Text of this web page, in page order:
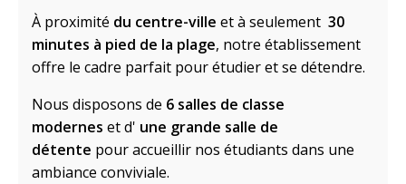
À proximité du centre-ville et à seulement 30
minutes à pied de la plage, notre établissement
offre le cadre parfait pour étudier et se détendre.
Nous disposons de 6 salles de classe
modernes et d' une grande salle de
détente pour accueillir nos étudiants dans une
ambiance conviviale.